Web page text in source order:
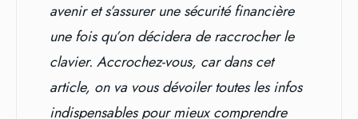
avenir et s’assurer une sécurité financière
une fois qu’on décidera de raccrocher le
clavier. Accrochez-vous, car dans cet
article, on va vous dévoiler toutes les infos
indispensables pour mieux comprendre